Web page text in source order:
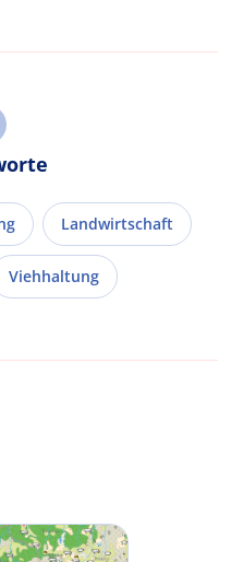
Landwirtschaft
Viehhaltung